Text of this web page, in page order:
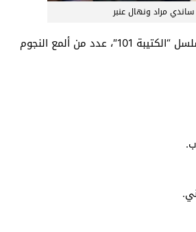
ساندي مراد ونهال عنبر
يشارك في بطولة مسلسل “الكتيبة 101″، عدد من ألمع النجوم